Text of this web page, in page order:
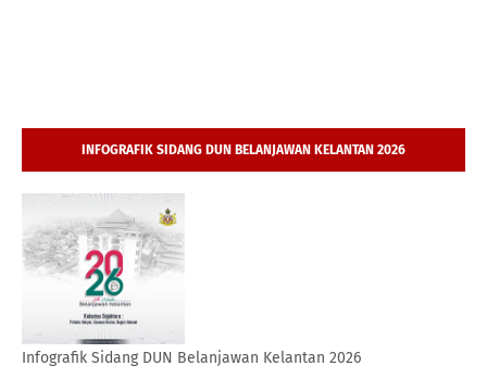
INFOGRAFIK SIDANG DUN BELANJAWAN KELANTAN 2026
Infografik Sidang DUN Belanjawan Kelantan 2026